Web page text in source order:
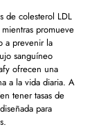
de colesterol LDL
promueve
a prevenir la
sanguíneo
ofrecen una
a la vida diaria. A
tener tasas de
para